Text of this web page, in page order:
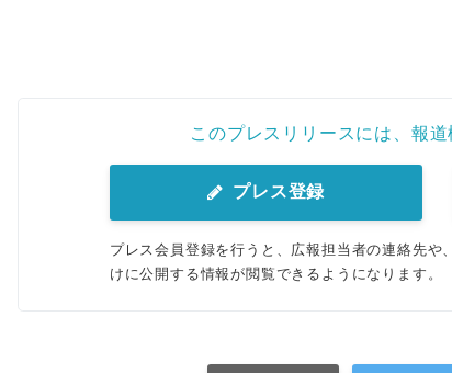
このプレスリリースには、報
プレス登録
プレス会員登録を行うと、広報担当者の連絡先
けに公開する情報が閲覧できるようになります。